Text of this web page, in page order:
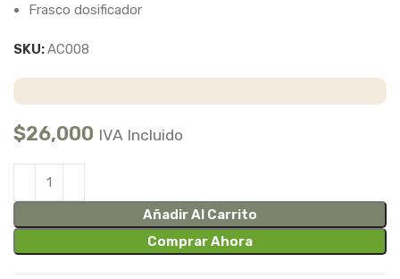
Frasco dosificador
SKU:AC008
$26,000 IVA Incluido
Añadir Al Carrito
Comprar Ahora